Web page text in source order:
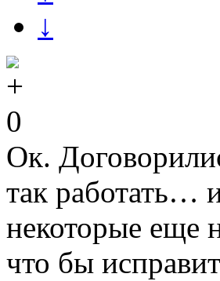
↓
0
Ок.
так работать…
некоторые еще
что бы